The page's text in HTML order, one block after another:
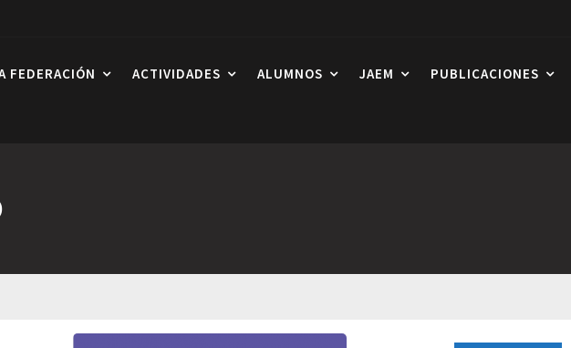
FEDERACIÓN ACTIVIDADES ALUMNOS JAEM PUBLICACIONES